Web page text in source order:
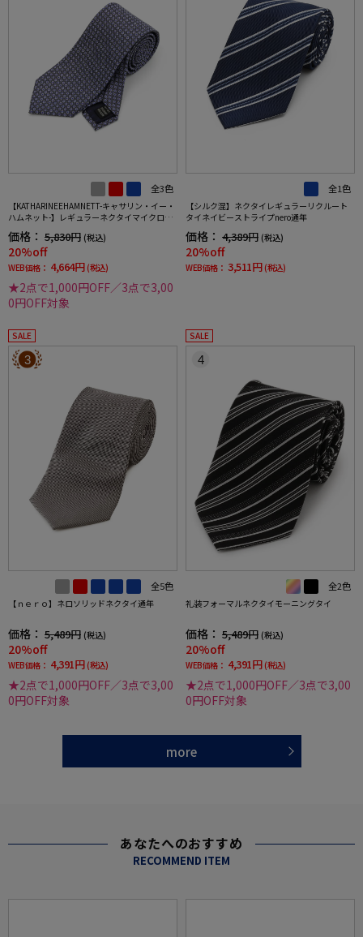
全3色
【KATHARINEEHAMNETT-キャサリン・イー・
ハムネット-】レギュラーネクタイマイクロパ
ターンシルク100%7.5cm巾
価格： 5,830円 (税込)
20%off
WEB価格： 4,664円 (税込)
★2点で1,000円OFF／3点で3,00
0円OFF対象
全1色
【シルク混】ネクタイレギュラーリクルート
タイネイビーストライプnero通年
価格： 4,389円 (税込)
20%off
WEB価格： 3,511円 (税込)
SALE
3
全5色
【ｎｅｒｏ】ネロソリッドネクタイ通年
価格： 5,489円 (税込)
20%off
WEB価格： 4,391円 (税込)
★2点で1,000円OFF／3点で3,00
0円OFF対象
SALE
4
全2色
礼装フォーマルネクタイモーニングタイ
価格： 5,489円 (税込)
20%off
WEB価格： 4,391円 (税込)
★2点で1,000円OFF／3点で3,00
0円OFF対象
more
あなたへのおすすめ
RECOMMEND ITEM